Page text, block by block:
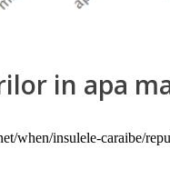
in apa
when/insulele-caraibe/